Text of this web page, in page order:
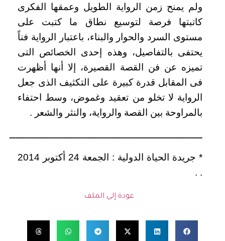
ولم يمنح زمن الرواية الطويل وعمقها الفكرى
كاتبتها فرصة لتوسيع نطاق ما كتبت على
مستوى السرد والحوار والبناء، باعتبار الرواية فناً
يحتفى بالتفاصيل، وهذه إحدى الخصائص التى
تميزه عن فن القصة القصيرة، إلا أنها أظهرت
فى المقابل قدرة كبيرة على التكثيف الذى جعل
الرواية لا تخلو من تعقيد وغموض، وسط احتفاء
بالمراوحة بين القصة والرواية، والنثر والشعر .
ــــــــــــــــــــــــــــــــــــــــــــــــــــــــــــــــ
* جريدة الحياة الدولية : الجمعة 24 أكتوبر 2014
.
.
عودة إلى الملف